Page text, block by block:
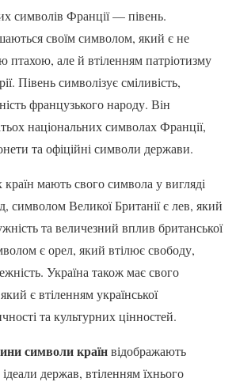
символів Франції — півень.
своїм символом, який є не
птахою, але й втіленням патріотизму
Півень символізує сміливість,
французького народу. Він
національних символах Франції,
та офіційні символи держави.
мають свого символа у вигляді
символом Великої Британії є лев, який
та величезний вплив британської
є орел, який втілює свободу,
Україна також має свого
є втіленням української
та культурних цінностей.
символи країнвідображають
держав, втіленням їхнього